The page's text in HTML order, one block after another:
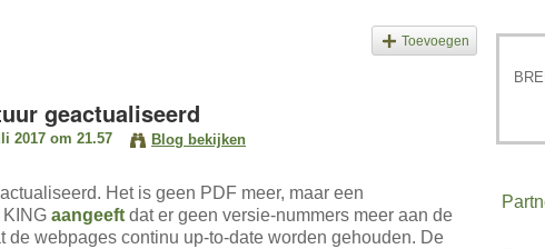
Toevoegen
geactualiseerd
2017 om 21.57 Blog bekijken
Het is geen PDF meer, maar een
aangeeft dat er geen versie-nummers meer aan de
de webpages continu up-to-date worden gehouden. De